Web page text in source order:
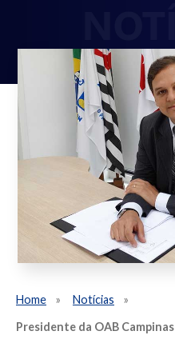
Home
Notícias
Presidente da OAB